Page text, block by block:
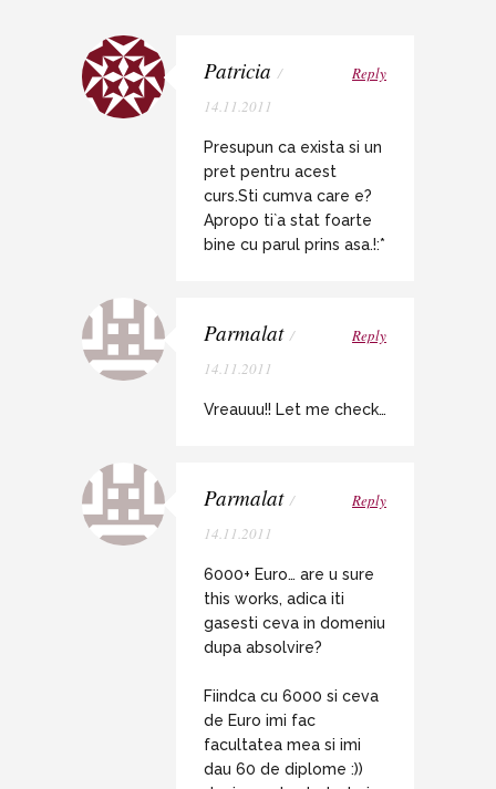
Patricia /
14.11.2011
Reply
Presupun ca exista si un
pret pentru acest
curs.Sti cumva care e?
Apropo ti`a stat foarte
bine cu parul prins asa.!:*
Parmalat /
14.11.2011
Reply
Vreauuu!! Let me check…
Parmalat /
14.11.2011
Reply
6000+ Euro… are u sure
this works, adica iti
gasesti ceva in domeniu
dupa absolvire?
Fiindca cu 6000 si ceva
de Euro imi fac
facultatea mea si imi
dau 60 de diplome :))